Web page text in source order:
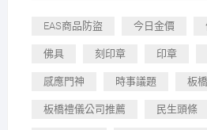
EAS商品防盜 今日金價
佛具 刻印章 印章
感應門神 時事議題 板
板橋禮儀公司推薦 民生頭條